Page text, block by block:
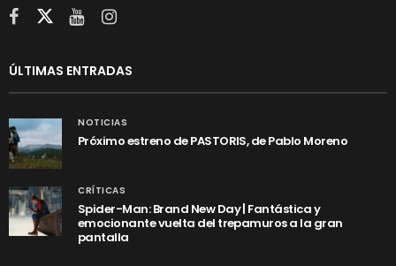
ÚLTIMAS ENTRADAS
NOTICIAS
Próximo estreno de PASTORIS, de Pablo Moreno
CRÍTICAS
Spider-Man: Brand New Day | Fantástica y
emocionante vuelta del trepamuros a la gran
pantalla